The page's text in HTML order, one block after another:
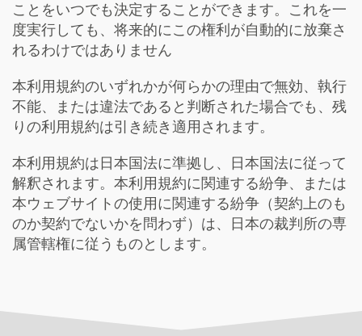
ことをいつでも決定することができます。これを一
度実行しても、将来的にこの権利が自動的に放棄さ
れるわけではありません
本利用規約のいずれかが何らかの理由で無効、執行
不能、または違法であると判断された場合でも、残
りの利用規約は引き続き適用されます。
本利用規約は日本国法に準拠し、日本国法に従って
解釈されます。本利用規約に関連する紛争、または
本ウェブサイトの使用に関連する紛争（契約上のも
のか契約でないかを問わず）は、日本の裁判所の専
属管轄権に従うものとします。